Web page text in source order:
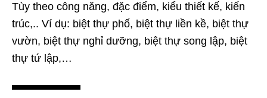
Tùy theo công năng, đặc điểm, kiểu thiết kế, kiến
trúc,.. Ví dụ: biệt thự phố, biệt thự liền kề, biệt thự
vườn, biệt thự nghỉ dưỡng, biệt thự song lập, biệt
thự tứ lập,…